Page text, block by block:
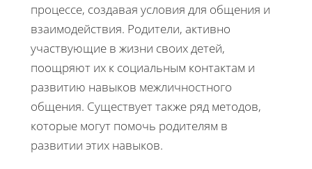
процессе, создавая условия для общения и
взаимодействия. Родители, активно
участвующие в жизни своих детей,
поощряют их к социальным контактам и
развитию навыков межличностного
общения. Существует также ряд методов,
которые могут помочь родителям в
развитии этих навыков.